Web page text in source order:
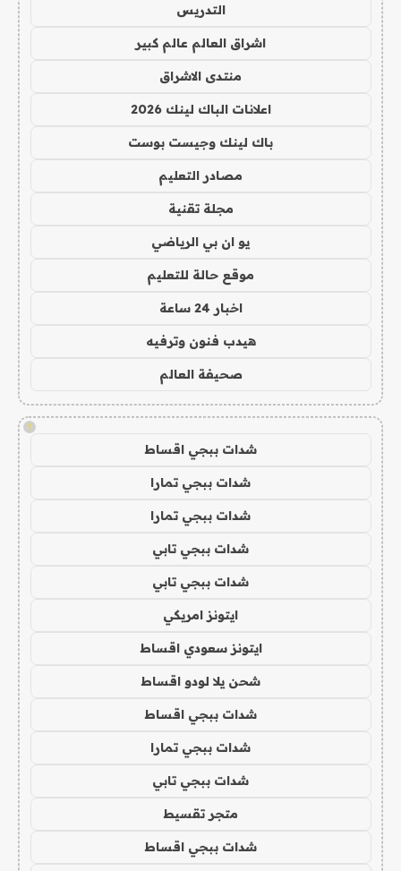
التدريس
اشراق العالم عالم كبير
منتدى الاشراق
اعلانات الباك لينك 2026
باك لينك وجيست بوست
مصادر التعليم
مجلة تقنية
يو ان بي الرياضي
موقع حالة للتعليم
اخبار 24 ساعة
هيدب فنون وترفيه
صحيفة العالم
!
شدات ببجي اقساط
شدات ببجي تمارا
شدات ببجي تمارا
شدات ببجي تابي
شدات ببجي تابي
ايتونز امريكي
ايتونز سعودي اقساط
شحن يلا لودو اقساط
شدات ببجي اقساط
شدات ببجي تمارا
شدات ببجي تابي
متجر تقسيط
شدات ببجي اقساط